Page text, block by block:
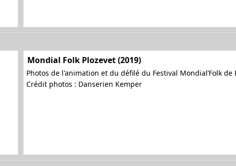
Mondial Folk Plozevet (2019)
Photos de l'animation et du défilé du Festival Mondial’Folk
Crédit photos : Danserien Kemper